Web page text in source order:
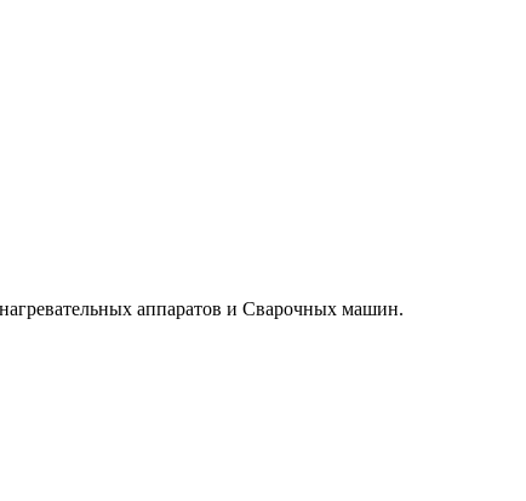
аппаратов и Сварочных машин.